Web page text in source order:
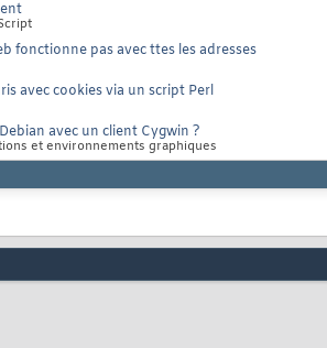
fonctionne pas avec ttes les adresses
avec cookies via un script Perl
avec un client Cygwin ?
et environnements graphiques